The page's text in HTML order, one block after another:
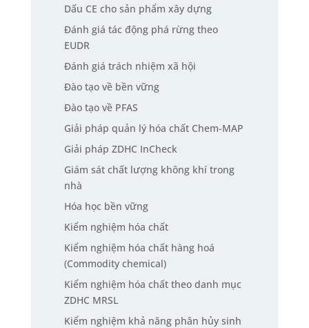
Dấu CE cho sản phẩm xây dựng
Đánh giá tác động phá rừng theo
EUDR
Đánh giá trách nhiệm xã hội
Đào tạo về bền vững
Đào tạo về PFAS
Giải pháp quản lý hóa chất Chem-MAP
Giải pháp ZDHC InCheck
Giám sát chất lượng không khí trong
nhà
Hóa học bền vững
Kiểm nghiệm hóa chất
Kiểm nghiệm hóa chất hàng hoá
(Commodity chemical)
Kiểm nghiệm hóa chất theo danh mục
ZDHC MRSL
Kiểm nghiệm khả năng phân hủy sinh